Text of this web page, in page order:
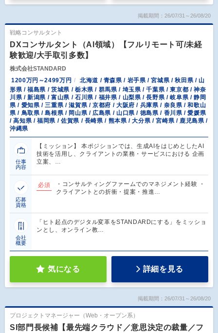
掲載期間：26/07/31～26/08/20
戦略コンサルタント
DXコンサルタント（AI領域）【フルリモート可/未経
験歓迎/大手取引多数】
株式会社STANDARD
1200万円～2499万円
北海道 / 青森県 / 岩手県 / 宮城県 / 秋田県 / 山
形県 / 福島県 / 茨城県 / 栃木県 / 群馬県 / 埼玉県 / 千葉県 / 東京都 / 神奈
川県 / 新潟県 / 富山県 / 石川県 / 福井県 / 山梨県 / 長野県 / 岐阜県 / 静岡
県 / 愛知県 / 三重県 / 滋賀県 / 京都府 / 大阪府 / 兵庫県 / 奈良県 / 和歌山
県 / 鳥取県 / 島根県 / 岡山県 / 広島県 / 山口県 / 徳島県 / 香川県 / 愛媛県
/ 高知県 / 福岡県 / 佐賀県 / 長崎県 / 熊本県 / 大分県 / 宮崎県 / 鹿児島県 /
沖縄県
仕事
内容
【ミッション】 本ポジションでは、生成AIをはじめとしたAI
技術を活用し、クライアントの業務・サービスにおける 企画
立案、…
応募
資格
必須
・コンサルティングファームでのマネジメント経験 ・
クライアントとの折衝・提案・推進…
会社
概要
「ヒト起点のデジタル変革をSTANDARDにする」をミッショ
ンとし、オンライン教…
気になる 詳細を見る
掲載期間：26/07/31～26/08/20
プロジェクトマネージャー（Web・オープン系）
SI部門長候補【最先端クラウド／意思決定の裁量／フ